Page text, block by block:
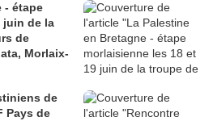
- étape
juin de la
de
Morlaix-
de
Pays de